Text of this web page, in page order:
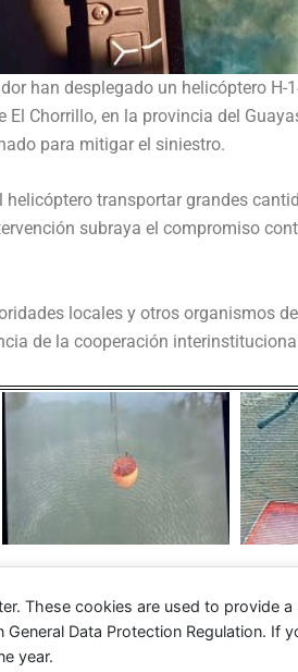
han desplegado un helicóptero
El Chorrillo, en la provincia del
para mitigar el siniestro.
helicóptero transportar grandes
subraya el compromiso
locales y otros organismos
de la cooperación
These cookies are used to provide
Data Protection Regulation.
year.